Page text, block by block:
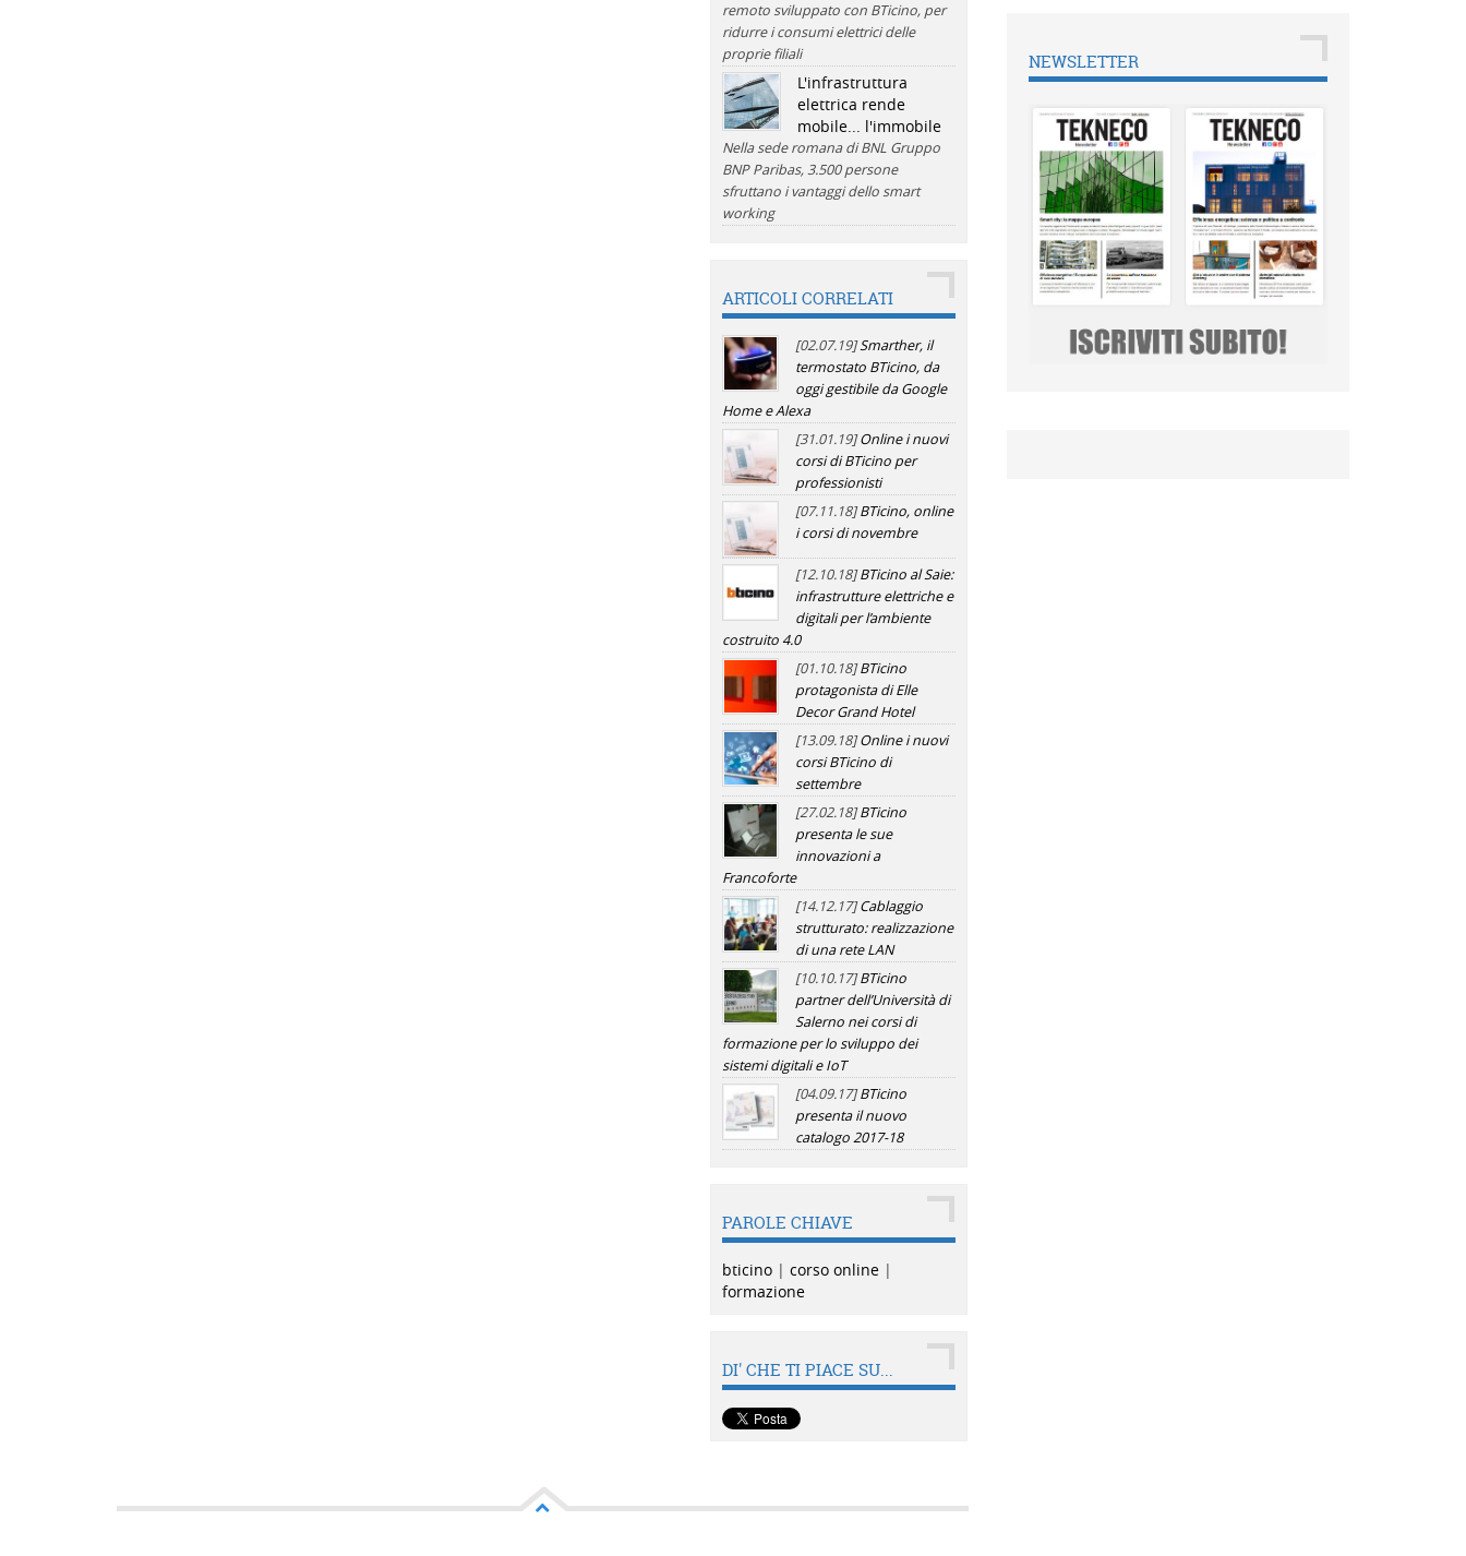
remoto sviluppato con BTicino, per
ridurre i consumi elettrici delle
proprie filiali
L'infrastruttura
elettrica rende
mobile... l'immobile
Nella sede romana di BNL Gruppo
BNP Paribas, 3.500 persone
sfruttano i vantaggi dello smart
working
ARTICOLI CORRELATI
[02.07.19]Smarther, il
termostato BTicino, da
oggi gestibile da Google
Home e Alexa
[31.01.19]Online i nuovi
corsi di BTicino per
professionisti
[07.11.18]BTicino, online
i corsi di novembre
[12.10.18]BTicino al Saie:
infrastrutture elettriche e
digitali per l’ambiente
costruito 4.0
[01.10.18]BTicino
protagonista di Elle
Decor Grand Hotel
[13.09.18]Online i nuovi
corsi BTicino di
settembre
[27.02.18]BTicino
presenta le sue
innovazioni a
Francoforte
[14.12.17]Cablaggio
strutturato: realizzazione
di una rete LAN
[10.10.17]BTicino
partner dell’Università di
Salerno nei corsi di
formazione per lo sviluppo dei
sistemi digitali e IoT
[04.09.17]BTicino
presenta il nuovo
catalogo 2017-18
PAROLE CHIAVE
bticino| corso online|
formazione
DI' CHE TI PIACE SU...
NEWSLETTER